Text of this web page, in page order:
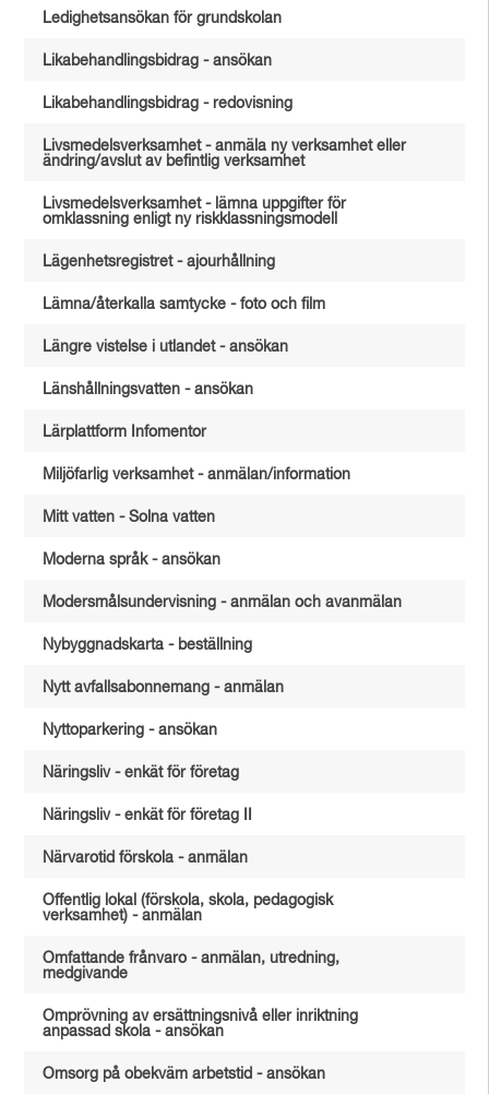
Ledighetsansökan för grundskolan
Likabehandlingsbidrag - ansökan
Likabehandlingsbidrag - redovisning
Livsmedelsverksamhet - anmäla ny verksamhet eller
ändring/avslut av befintlig verksamhet
Livsmedelsverksamhet - lämna uppgifter för
omklassning enligt ny riskklassningsmodell
Lägenhetsregistret - ajourhållning
Lämna/återkalla samtycke - foto och film
Längre vistelse i utlandet - ansökan
Länshållningsvatten - ansökan
Lärplattform Infomentor
Miljöfarlig verksamhet - anmälan/information
Mitt vatten - Solna vatten
Moderna språk - ansökan
Modersmålsundervisning - anmälan och avanmälan
Nybyggnadskarta - beställning
Nytt avfallsabonnemang - anmälan
Nyttoparkering - ansökan
Näringsliv - enkät för företag
Näringsliv - enkät för företag II
Närvarotid förskola - anmälan
Offentlig lokal (förskola, skola, pedagogisk
verksamhet) - anmälan
Omfattande frånvaro - anmälan, utredning,
medgivande
Omprövning av ersättningsnivå eller inriktning
anpassad skola - ansökan
Omsorg på obekväm arbetstid - ansökan